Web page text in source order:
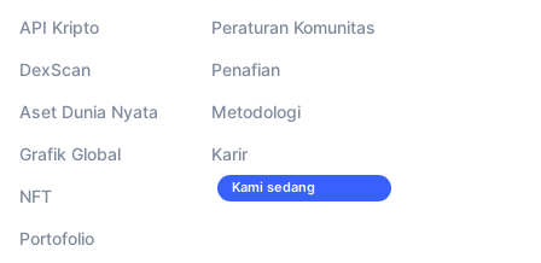
API Kripto
DexScan
Aset Dunia Nyata
Grafik Global
NFT
Portofolio
Peraturan Komunitas
Penafian
Metodologi
Karir
Kami sedang